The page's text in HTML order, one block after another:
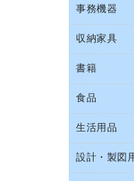
パソコ
パソコ
パソコ
マウスパ
各種ケ
電話機
クリヤ
コンピ
ファイ
フォルダ
フラッ
ミネラ
レギュ
医薬部外
紅茶・
ブルー
メディ
屋外用品
工事関
事務機器
ＯＨＰ用
タイム
タイム
ラミネー
レーザ
収納家具
その他収
金庫
保管庫・
書籍
パソコン
食品
菓子
食品
生活用品
キッチン
設計・製図